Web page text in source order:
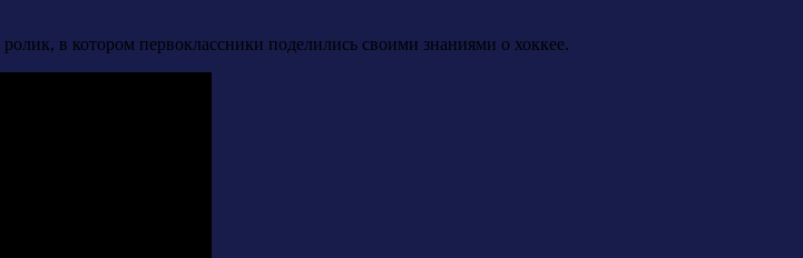
в котором первоклассники поделились своими знаниями о хоккее.